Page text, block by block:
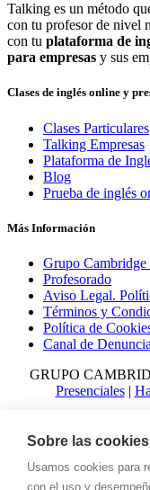
Talking es un método
con tu profesor de nivel
con tu plataforma de
para empresas y sus
Clases de inglés online y
Clases Particulares
Talking Empresas
Plataforma de
Blog
Prueba de inglés
Más Información
Grupo Cambridge
Profesorado
Aviso Legal.
Términos y
Política de
Canal de
GRUPO
Presenciales|
Sobre las
Usamos cookies para
con el uso y